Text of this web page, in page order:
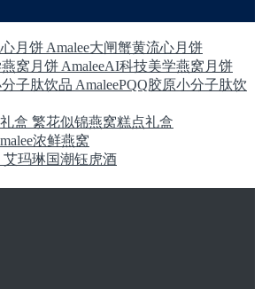
Amalee大闸蟹黄流心月饼
AmaleeAI科技美学燕窝月饼
AmaleePQQ胶原小分子肽饮
繁花似锦燕窝糕点礼盒
浓鲜燕窝
艾玛琳国潮钰虎酒